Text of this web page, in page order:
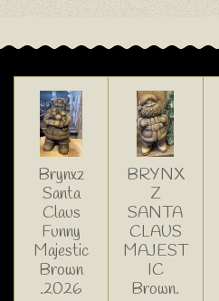
Brynxz
Santa
Claus
Funny
Majestic
Brown
.2026
BRYNX
Z
SANTA
CLAUS
MAJEST
IC
Brown.